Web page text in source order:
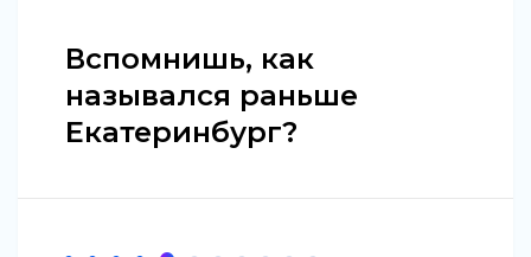
Вспомнишь, как
назывался раньше
Екатеринбург?